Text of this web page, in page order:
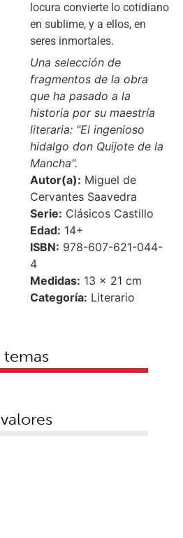
locura convierte lo cotidiano
en sublime, y a ellos, en
seres inmortales.
Una selección de
fragmentos de la obra
que ha pasado a la
historia por su maestría
literaria: "El ingenioso
hidalgo don Quijote de la
Mancha".
Autor(a): Miguel de
Cervantes Saavedra
Serie: Clásicos Castillo
Edad: 14+
ISBN: 978-607-621-044-
4
Medidas: 13 × 21 cm
Categoría: Literario
temas
valores